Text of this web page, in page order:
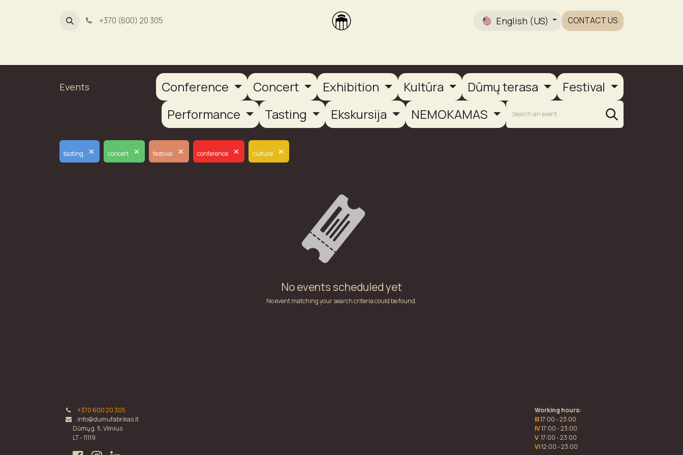
+370 (600) 20 305 English (US) CONTACT US
Events Conference Concert Exhibition Kultūra Dūmų terasa
Festival
Performance
Tasting Ekskursija NEMOKAMAS
tasting × concert × festival × conference × culture ×
No events scheduled yet
No event matching your search criteria could be found.
+370 600 20 305
info@dumufabrikas.lt
Dūmų g. 5, Vilnius
LT - 11119
Working hours:
III17:00 - 23:00
IV17:00 - 23:00
V 17:00 - 23:00
VI12:00 - 23:00